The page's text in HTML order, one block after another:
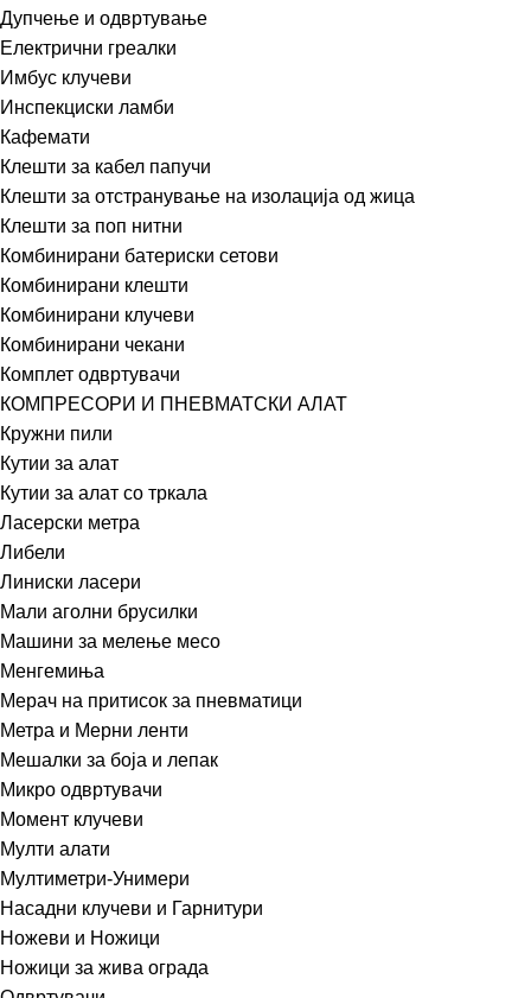
Дупчење и одвртување
Електрични греалки
Имбус клучеви
Инспекциски ламби
Кафемати
Клешти за кабел папучи
Клешти за отстранување на изолација од жица
Клешти за поп нитни
Комбинирани батериски сетови
Комбинирани клешти
Комбинирани клучеви
Комбинирани чекани
Комплет одвртувачи
КОМПРЕСОРИ И ПНЕВМАТСКИ АЛАТ
Кружни пили
Кутии за алат
Кутии за алат со тркала
Ласерски метра
Либели
Линиски ласери
Мали аголни брусилки
Машини за мелење месо
Менгемиња
Мерач на притисок за пневматици
Метра и Мерни ленти
Мешалки за боја и лепак
Микро одвртувачи
Момент клучеви
Мулти алати
Мултиметри-Унимери
Насадни клучеви и Гарнитури
Ножеви и Ножици
Ножици за жива ограда